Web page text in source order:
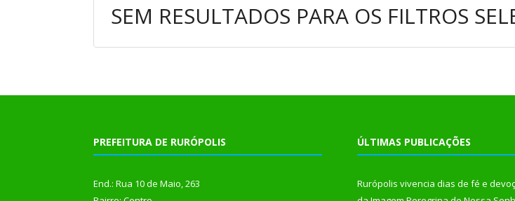
SEM RESULTADOS PARA OS FILTROS
PREFEITURA DE RURÓPOLIS
End.: Rua 10 de Maio, 263
ÚLTIMAS PUBLICAÇÕES
Rurópolis vivencia dias de fé e